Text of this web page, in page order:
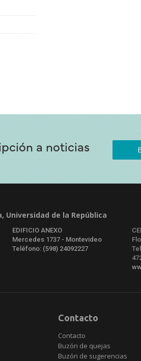
a noticias
Universidad de la República
EDIFICIO ANEXO
Mercedes 1737 - Montevideo
Teléfono: (598) 24092227
Contacto
Contacto
Buzón de quejas
Buzón de sugerencias